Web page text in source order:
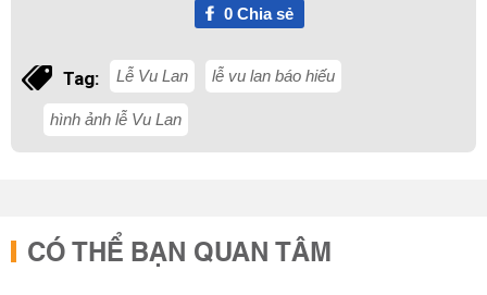
0Chia sẻ
Tag: Lễ Vu Lan lễ vu lan báo hiếu
hình ảnh lễ Vu Lan
CÓ THỂ BẠN QUAN TÂM